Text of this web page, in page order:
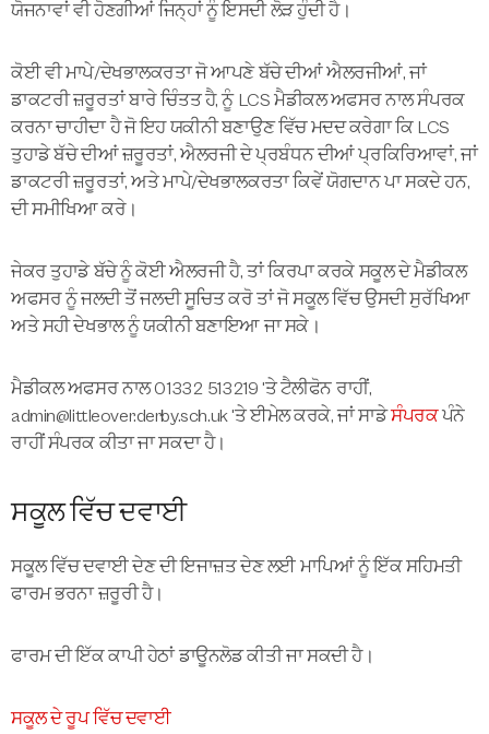
ਯੋਜਨਾਵਾਂ ਵੀ ਹੋਣਗੀਆਂ ਜਿਨ੍ਹਾਂ ਨੂੰ ਇਸਦੀ ਲੋੜ ਹੁੰਦੀ ਹੈ।
ਕੋਈ ਵੀ ਮਾਪੇ/ਦੇਖਭਾਲਕਰਤਾ ਜੋ ਆਪਣੇ ਬੱਚੇ ਦੀਆਂ ਐਲਰਜੀਆਂ, ਜਾਂ
ਡਾਕਟਰੀ ਜ਼ਰੂਰਤਾਂ ਬਾਰੇ ਚਿੰਤਤ ਹੈ, ਨੂੰ LCS ਮੈਡੀਕਲ ਅਫਸਰ ਨਾਲ ਸੰਪਰਕ
ਕਰਨਾ ਚਾਹੀਦਾ ਹੈ ਜੋ ਇਹ ਯਕੀਨੀ ਬਣਾਉਣ ਵਿੱਚ ਮਦਦ ਕਰੇਗਾ ਕਿ LCS
ਤੁਹਾਡੇ ਬੱਚੇ ਦੀਆਂ ਜ਼ਰੂਰਤਾਂ, ਐਲਰਜੀ ਦੇ ਪ੍ਰਬੰਧਨ ਦੀਆਂ ਪ੍ਰਕਿਰਿਆਵਾਂ, ਜਾਂ
ਡਾਕਟਰੀ ਜ਼ਰੂਰਤਾਂ, ਅਤੇ ਮਾਪੇ/ਦੇਖਭਾਲਕਰਤਾ ਕਿਵੇਂ ਯੋਗਦਾਨ ਪਾ ਸਕਦੇ ਹਨ,
ਦੀ ਸਮੀਖਿਆ ਕਰੇ।
ਜੇਕਰ ਤੁਹਾਡੇ ਬੱਚੇ ਨੂੰ ਕੋਈ ਐਲਰਜੀ ਹੈ, ਤਾਂ ਕਿਰਪਾ ਕਰਕੇ ਸਕੂਲ ਦੇ ਮੈਡੀਕਲ
ਅਫਸਰ ਨੂੰ ਜਲਦੀ ਤੋਂ ਜਲਦੀ ਸੂਚਿਤ ਕਰੋ ਤਾਂ ਜੋ ਸਕੂਲ ਵਿੱਚ ਉਸਦੀ ਸੁਰੱਖਿਆ
ਅਤੇ ਸਹੀ ਦੇਖਭਾਲ ਨੂੰ ਯਕੀਨੀ ਬਣਾਇਆ ਜਾ ਸਕੇ।
ਮੈਡੀਕਲ ਅਫਸਰ ਨਾਲ 01332 513219 'ਤੇ ਟੈਲੀਫੋਨ ਰਾਹੀਂ,
admin@littleover.derby.sch.uk 'ਤੇ ਈਮੇਲ ਕਰਕੇ, ਜਾਂ ਸਾਡੇਸੰਪਰਕਪੰਨੇ
ਰਾਹੀਂ ਸੰਪਰਕ ਕੀਤਾ ਜਾ ਸਕਦਾ ਹੈ।
ਸਕੂਲ ਵਿੱਚ ਦਵਾਈ
ਸਕੂਲ ਵਿੱਚ ਦਵਾਈ ਦੇਣ ਦੀ ਇਜਾਜ਼ਤ ਦੇਣ ਲਈ ਮਾਪਿਆਂ ਨੂੰ ਇੱਕ ਸਹਿਮਤੀ
ਫਾਰਮ ਭਰਨਾ ਜ਼ਰੂਰੀ ਹੈ।
ਫਾਰਮ ਦੀ ਇੱਕ ਕਾਪੀ ਹੇਠਾਂ ਡਾਊਨਲੋਡ ਕੀਤੀ ਜਾ ਸਕਦੀ ਹੈ।
ਸਕੂਲ ਦੇ ਰੂਪ ਵਿੱਚ ਦਵਾਈ